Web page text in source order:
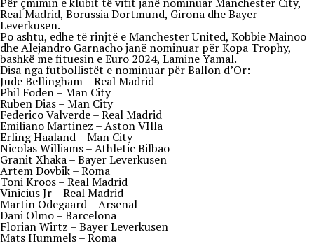
Real Madrid, Borussia Dortmund, Girona dhe Bayer
Leverkusen.
Po ashtu, edhe të rinjtë e Manchester United, Kobbie Mainoo
dhe Alejandro Garnacho janë nominuar për Kopa Trophy,
bashkë me fituesin e Euro 2024, Lamine Yamal.
Disa nga futbollistët e nominuar për Ballon d’Or:
Jude Bellingham – Real Madrid
Phil Foden – Man City
Ruben Dias – Man City
Federico Valverde – Real Madrid
Emiliano Martinez – Aston VIlla
Erling Haaland – Man City
Nicolas Williams – Athletic Bilbao
Granit Xhaka – Bayer Leverkusen
Artem Dovbik – Roma
Toni Kroos – Real Madrid
Vinicius Jr – Real Madrid
Martin Odegaard – Arsenal
Dani Olmo – Barcelona
Florian Wirtz – Bayer Leverkusen
Mats Hummels – Roma